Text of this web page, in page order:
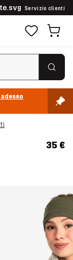
Servizio clienti
35 €